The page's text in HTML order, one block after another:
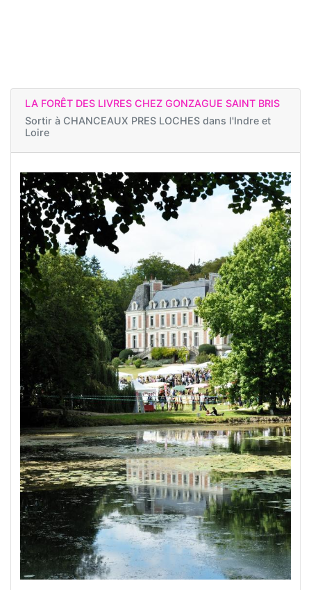
LA FORÊT DES LIVRES CHEZ GONZAGUE SAINT BRIS
Sortir à CHANCEAUX PRES LOCHES dans l'Indre et
Loire